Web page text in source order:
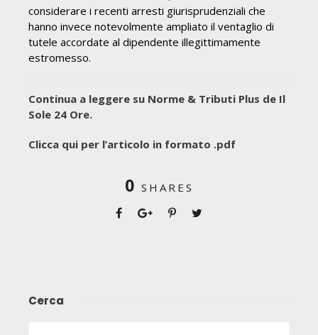
considerare i recenti arresti giurisprudenziali che
hanno invece notevolmente ampliato il ventaglio di
tutele accordate al dipendente illegittimamente
estromesso.
Continua a leggere su Norme & Tributi Plus de Il
Sole 24 Ore.
Clicca qui per l’articolo in formato .pdf
0 SHARES
Cerca